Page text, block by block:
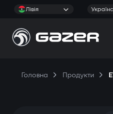
Лівія
Головна Продукти